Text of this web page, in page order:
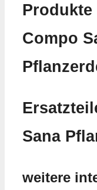
Produkte
Compo
Sana
weitere